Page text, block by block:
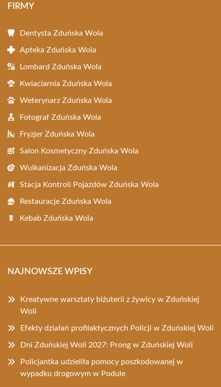
FIRMY
Dentysta Zduńska Wola
Apteka Zduńska Wola
Lombard Zduńska Wola
Kwiaciarnia Zduńska Wola
Weterynarz Zduńska Wola
Fotograf Zduńska Wola
Fryzjer Zduńska Wola
Salon Kosmetyczny Zduńska Wola
Wulkanizacja Zduńska Wola
Stacja Kontroli Pojazdów Zduńska Wola
Restauracje Zduńska Wola
Kebab Zduńska Wola
NAJNOWSZE WPISY
Kreatywne warsztaty biżuterii z żywicy w Zduńskiej
Woli
Efekty działań profilaktycznych Policji w Zduńskiej Woli
Dni Zduńskiej Woli 2027: Prong w Zduńskiej Woli
Policjantka udzieliła pomocy poszkodowanej w
wypadku drogowym w Podule